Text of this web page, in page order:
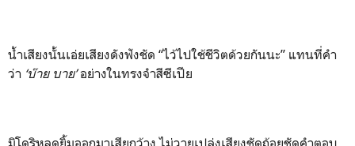
น้ำเสียงนั้นเอ่ยเสียงดังฟังชัด “ไว้ไปใช้ชีวิตด้วยกันนะ” แทนที่คำ
ว่า ‘บ๊าย บาย’อย่างในทรงจำสีซีเปีย
มิโดริหลุดยิ้มออกมาเสียกว้าง ไม่วายเปล่งเสียงชัดถ้อยชัดคำตอบ